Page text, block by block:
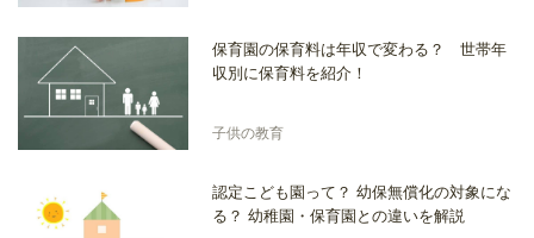
保育園の保育料は年収で変わる？ 世帯年
収別に保育料を紹介！
子供の教育
認定こども園って？ 幼保無償化の対象にな
る？ 幼稚園・保育園との違いを解説